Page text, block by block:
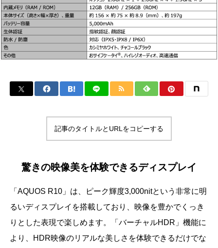
記事のタイトルとURLをコピーする
驚きの映像美を体験できるディスプレイ
「AQUOS R10」は、ピーク輝度3,000nitという非常に明
るいディスプレイを搭載しており、映像を豊かでくっき
りとした表現で楽しめます。「バーチャルHDR」機能に
より、HDR映像のリアルな美しさを体験できるだけでな